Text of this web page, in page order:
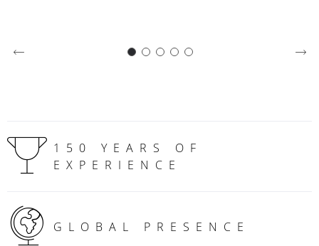
150 YEARS OF
EXPERIENCE
GLOBAL PRESENCE